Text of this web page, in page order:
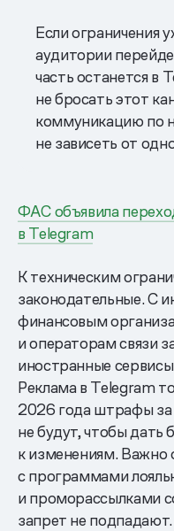
Если ограничения
аудитории
часть останется в
не бросать этот
коммуникацию по
не зависеть от
ФАС объявила
в Telegram
К техническим
законодательные. С
финансовым
и операторам связи
иностранные
Реклама в Telegram
2026 года штрафы
не будут, чтобы дать
к изменениям. Важно
с программами
и проморассылками
запрет не подпадают.